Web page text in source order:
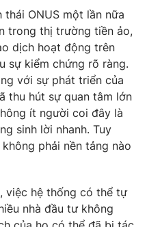
thái ONUS một lần nữa
trong thị trường tiền ảo,
dịch hoạt động trên
sự kiểm chứng rõ ràng.
với sự phát triển của
thu hút sự quan tâm lớn
ít người coi đây là
sinh lời nhanh. Tuy
phải nền tảng nào
việc hệ thống có thể tự
nhà đầu tư không